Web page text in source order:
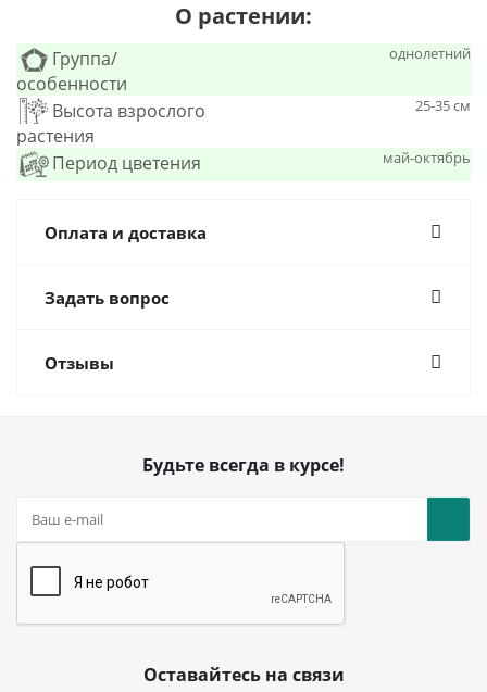
О растении:
Группа/
особенности
однолетний
Высота взрослого
растения
25-35 см
Период цветения май-октябрь
Оплата и доставка
Задать вопрос
Отзывы
Будьте всегда в курсе!
Оставайтесь на связи